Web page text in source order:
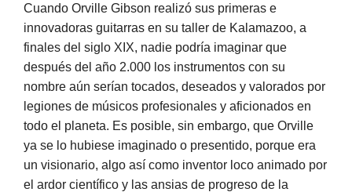
Cuando Orville Gibson realizó sus primeras e
innovadoras guitarras en su taller de Kalamazoo, a
finales del siglo XIX, nadie podría imaginar que
después del año 2.000 los instrumentos con su
nombre aún serían tocados, deseados y valorados por
legiones de músicos profesionales y aficionados en
todo el planeta. Es posible, sin embargo, que Orville
ya se lo hubiese imaginado o presentido, porque era
un visionario, algo así como inventor loco animado por
el ardor científico y las ansias de progreso de la